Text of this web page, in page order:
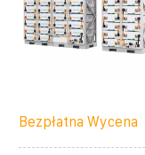
Bezpłatna Wycena